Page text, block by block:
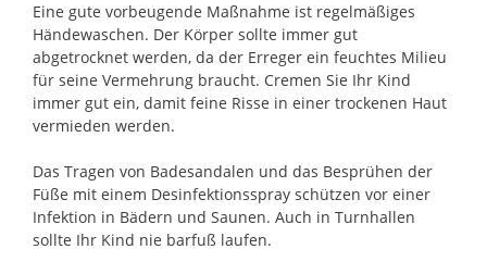
Eine gute vorbeugende Maßnahme ist regelmäßiges
Händewaschen. Der Körper sollte immer gut
abgetrocknet werden, da der Erreger ein feuchtes Milieu
für seine Vermehrung braucht. Cremen Sie Ihr Kind
immer gut ein, damit feine Risse in einer trockenen Haut
vermieden werden.
Das Tragen von Badesandalen und das Besprühen der
Füße mit einem Desinfektionsspray schützen vor einer
Infektion in Bädern und Saunen. Auch in Turnhallen
sollte Ihr Kind nie barfuß laufen.